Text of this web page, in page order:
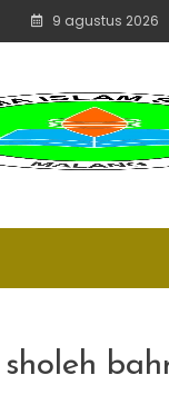
9 agustus 2026